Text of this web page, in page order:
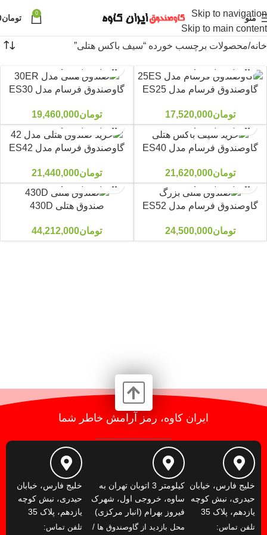
Skip to navigation
Skip to main content
منو 0 تومان
خانه محصولات برچسب خورده “سیف باکس هتلی”
گاوصندوق فرسام مدل ES25
تومان17,520,000
گاوصندوق فرسام مدل ES30
تومان19,460,000
گاوصندوق فرسام مدل ES40
تومان21,620,000
گاوصندوق فرسام مدل ES42
تومان21,440,000
گاوصندوق فرسام مدل ES52
تومان24,500,000
صندوق هتلی 430D
تومان44,212,000
ایران کاوه، رمز آرامش خاطر شما
خلیج فارس، خیابان
حیدری، نبش کوچه
یازدهم، پلاک 35
تلفن تماس:
کیلومتر 3 اتوبان تهران به
ساوه، خروجی اول، شهرک
فیروز بهرام (انبار مرکزی)
محل بازدید از گاوصندوق ها /
خلیج فارس، خیابان
حیدری، نبش کوچه
یازدهم، پلاک 35
تلفن تماس: